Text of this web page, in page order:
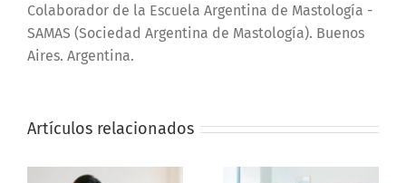
Colaborador de la Escuela Argentina de Mastología -
SAMAS (Sociedad Argentina de Mastología). Buenos
Aires. Argentina.
Artículos relacionados